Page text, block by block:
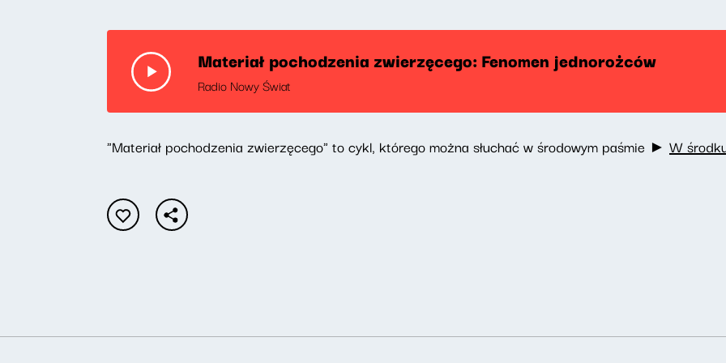
Materiał pochodzenia zwierzęcego: Fenomen jednorożców
Radio Nowy Świat
"Materiał pochodzenia zwierzęcego" to cykl, którego można słuchać w środowym paśmie ► W